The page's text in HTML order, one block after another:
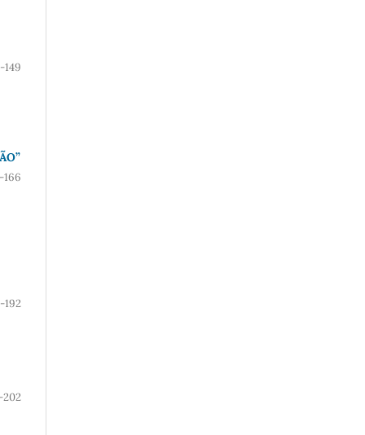
149
166
192
202